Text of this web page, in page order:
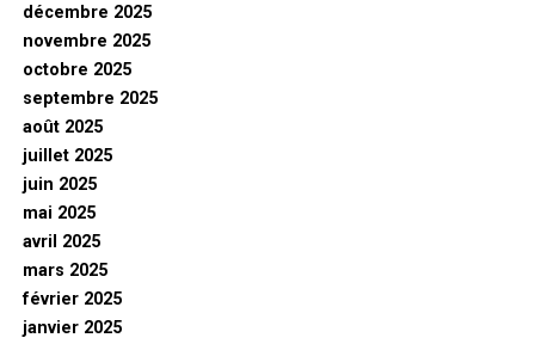
décembre 2025
novembre 2025
octobre 2025
septembre 2025
août 2025
juillet 2025
juin 2025
mai 2025
avril 2025
mars 2025
février 2025
janvier 2025